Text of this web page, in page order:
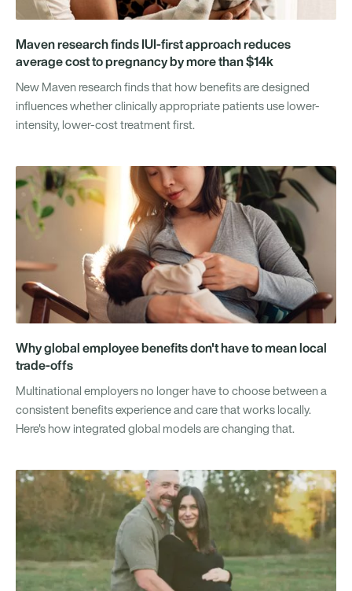
Maven research finds IUI-first approach reduces
average cost to pregnancy by more than $14k
New Maven research finds that how benefits are designed
influences whether clinically appropriate patients use lower-
intensity, lower-cost treatment first.
Why global employee benefits don't have to mean local
trade-offs
Multinational employers no longer have to choose between a
consistent benefits experience and care that works locally.
Here's how integrated global models are changing that.